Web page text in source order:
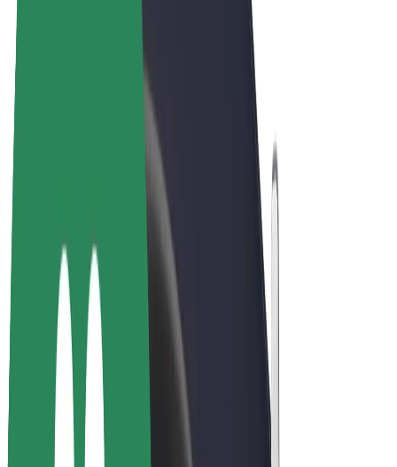
Bolt Plus
Zasluži z Bolt
Vozniki
Zaslužki za voznike
Dostavljavci
Zaslužki za dostavljavce
Ponudniki Bolt Food